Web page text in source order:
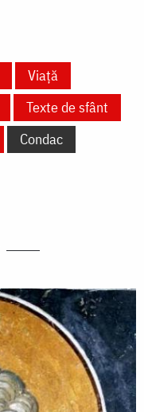
Viață
Texte de sfânt
Condac